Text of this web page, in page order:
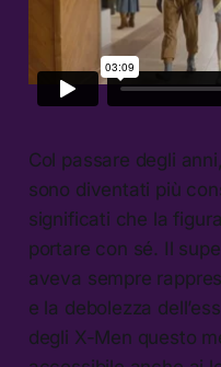
Col passare degli
sono diventati più
significati che la
portare con sé. Il
aveva sempre
e la debolezza
degli X-Men questo